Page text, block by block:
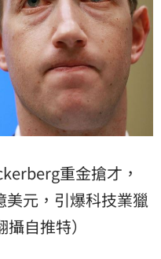
重金搶才，
美元，引爆科技業獵
自推特）